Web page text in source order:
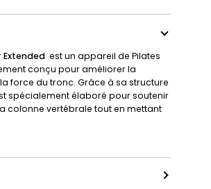
Extended est un appareil de Pilates
conçu pour améliorer la
force du tronc. Grâce à sa structure
spécialement élaboré pour soutenir
colonne vertébrale tout en mettant